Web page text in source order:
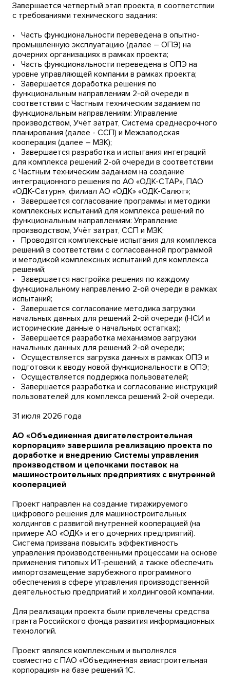
Завершается четвертый этап проекта, в соответствии
с требованиями технического задания:
• Часть функциональности переведена в опытно-
промышленную эксплуатацию (далее – ОПЭ) на
дочерних организациях в рамках проекта;
• Часть функциональности переведена в ОПЭ на
уровне управляющей компании в рамках проекта;
• Завершается доработка решения по
функциональным направлениям 2-ой очереди в
соответствии с Частным техническим заданием по
функциональным направлениям: Управление
производством, Учёт затрат, Система среднесрочного
планирования (далее - ССП) и Межзаводская
кооперация (далее – МЗК);
• Завершается разработка и испытания интеграций
для комплекса решений 2-ой очереди в соответствии
с Частным техническим заданием на создание
интеграционного решения по АО «ОДК-СТАР», ПАО
«ОДК-Сатурн», филиал АО «ОДК» «ОДК-Салют»;
• Завершается согласование программы и методики
комплексных испытаний для комплекса решений по
функциональным направлениям: Управление
производством, Учёт затрат, ССП и МЗК;
• Проводятся комплексные испытания для комплекса
решений в соответствии с согласованной программой
и методикой комплексных испытаний для комплекса
решений;
• Завершается настройка решения по каждому
функциональному направлению 2-ой очереди в рамках
испытаний;
• Завершается согласование методика загрузки
начальных данных для решений 2-ой очереди (НСИ и
исторические данные о начальных остатках);
• Завершается разработка механизмов загрузки
начальных данных для решений 2-ой очереди;
• Осуществляется загрузка данных в рамках ОПЭ и
подготовки к вводу новой функциональности в ОПЭ;
• Осуществляется поддержка пользователей;
• Завершается разработка и согласование инструкций
пользователей для комплекса решений 2-ой очереди.
31 июля 2026 года
АО «Объединенная двигателестроительная
корпорация» завершила реализацию проекта по
доработке и внедрению Системы управления
производством и цепочками поставок на
машиностроительных предприятиях с внутренней
кооперацией
Проект направлен на создание тиражируемого
цифрового решения для машиностроительных
холдингов с развитой внутренней кооперацией (на
примере АО «ОДК» и его дочерних предприятий).
Система призвана повысить эффективность
управления производственными процессами на основе
применения типовых ИТ-решений, а также обеспечить
импортозамещение зарубежного программного
обеспечения в сфере управления производственной
деятельностью предприятий и холдинговой компании.
Для реализации проекта были привлечены средства
гранта Российского фонда развития информационных
технологий.
Проект являлся комплексным и выполнялся
совместно с ПАО «Объединенная авиастроительная
корпорация» на базе решений 1С.